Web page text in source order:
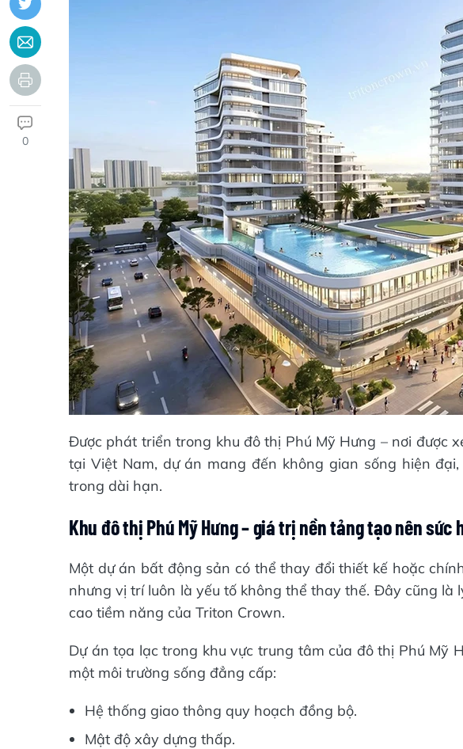
0
Được phát triển trong khu đô thị Phú Mỹ Hưng – nơi được
tại Việt Nam, dự án mang đến không gian sống hiện
trong dài hạn.
Khu đô thị Phú Mỹ Hưng – giá trị nền tảng tạo nên sức
Một dự án bất động sản có thể thay đổi thiết kế hoặc
nhưng vị trí luôn là yếu tố không thể thay thế. Đây cũng là
cao tiềm năng của Triton Crown.
Dự án tọa lạc trong khu vực trung tâm của đô thị Phú Mỹ
một môi trường sống đẳng cấp:
Hệ thống giao thông quy hoạch đồng bộ.
Mật độ xây dựng thấp.